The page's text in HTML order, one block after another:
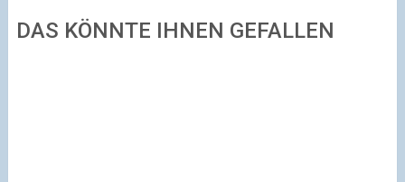
DAS KÖNNTE IHNEN GEFALLEN